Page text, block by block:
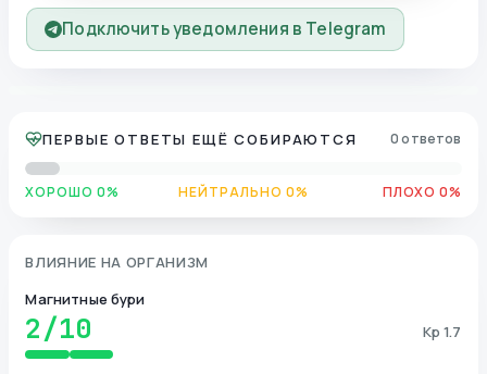
Подключить уведомления в Telegram
ПЕРВЫЕ ОТВЕТЫ ЕЩЁ СОБИРАЮТСЯ 0 ответов
ХОРОШО 0% НЕЙТРАЛЬНО 0% ПЛОХО 0%
ВЛИЯНИЕ НА ОРГАНИЗМ
Магнитные бури
2/10 Kp 1.7